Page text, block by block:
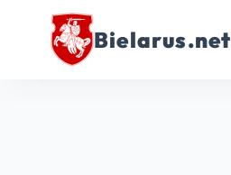
Bielarus.net